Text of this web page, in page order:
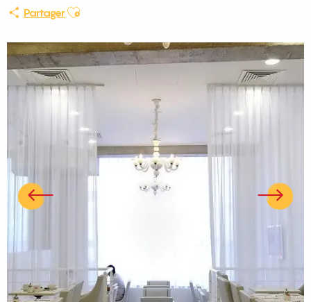
PartagerAjouter aux favoris